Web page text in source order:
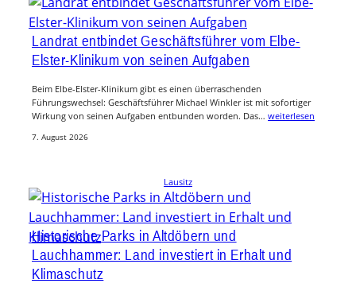
Landrat entbindet Geschäftsführer vom Elbe-
Elster-Klinikum von seinen Aufgaben
Beim Elbe-Elster-Klinikum gibt es einen überraschenden
Führungswechsel: Geschäftsführer Michael Winkler ist mit sofortiger
Wirkung von seinen Aufgaben entbunden worden. Das… weiterlesen
7. August 2026
Lausitz
Historische Parks in Altdöbern und
Lauchhammer: Land investiert in Erhalt und
Klimaschutz